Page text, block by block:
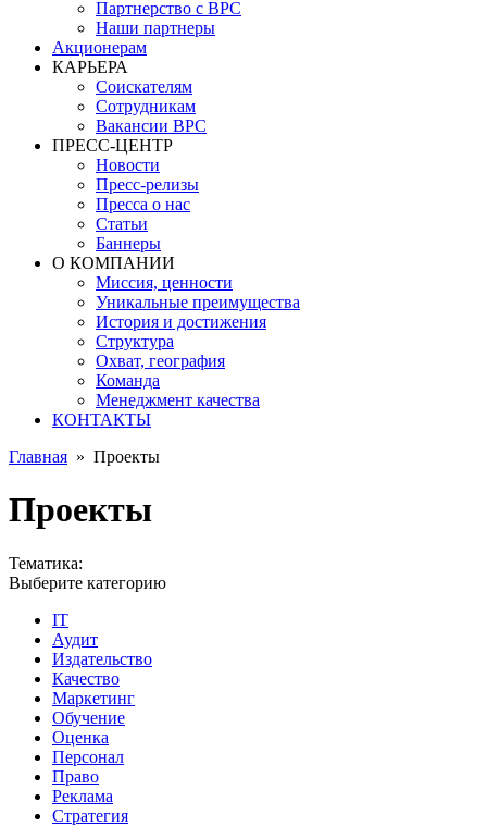
Партнерство с BPC
Наши партнеры
Акционерам
КАРЬЕРА
Соискателям
Сотрудникам
Вакансии BPC
ПРЕСС-ЦЕНТР
Новости
Пресс-релизы
Пресса о нас
Статьи
Баннеры
О КОМПАНИИ
Миссия, ценности
Уникальные преимущества
История и достижения
Структура
Охват, география
Команда
Менеджмент качества
КОНТАКТЫ
Главная » Проекты
Проекты
Тематика:
Выберите категорию
IT
Аудит
Издательство
Качество
Маркетинг
Обучение
Оценка
Персонал
Право
Реклама
Стратегия